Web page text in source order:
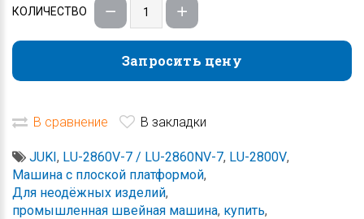
КОЛИЧЕСТВО
Запросить цену
Запросить цену
В сравнение В закладки
JUKI, LU-2860V-7 / LU-2860NV-7, LU-2800V,
Машина с плоской платформой,
Для неодёжных изделий,
промышленная швейная машина, купить,